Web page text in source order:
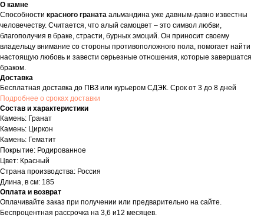
О камне
Способности красного граната альмандина уже давным-давно известны
человечеству. Считается, что алый самоцвет – это символ любви,
благополучия в браке, страсти, бурных эмоций. Он приносит своему
владельцу внимание со стороны противоположного пола, помогает найти
настоящую любовь и завести серьезные отношения, которые завершатся
браком.
Доставка
Бесплатная доставка до ПВЗ или курьером СДЭК. Срок от 3 до 8 дней
Подробнее о сроках доставки
Состав и характеристики
Камень: Гранат
Камень: Циркон
Камень: Гематит
Покрытие: Родированное
Цвет: Красный
Страна производства: Россия
Длина, в см: 185
Оплата и возврат
Оплачивайте заказ при получении или предварительно на сайте.
Беспроцентная рассрочка на 3,6 и12 месяцев.